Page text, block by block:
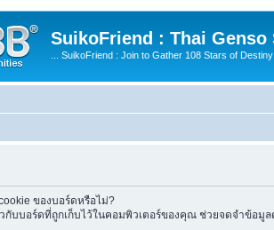
SuikoFriend : Thai Genso
... SuikoFriend : Join to Gather 108 Stars of
ของบอร์ดหรือไม่?
กับบอร์ดที่ถูกเก็บไว้ในคอมพิวเตอร์ของคุณ ช่วยจดจำข้อมูล